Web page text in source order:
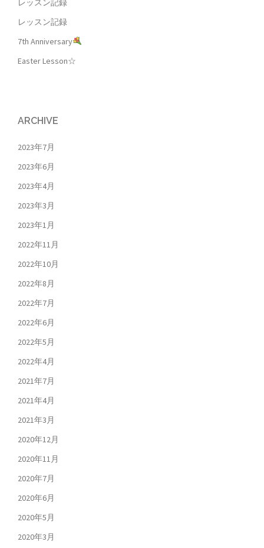
ョ
ン
レッスン記録
レッスン記録
7th Anniversary
Easter Lesson☆
ARCHIVE
2023年7月
2023年6月
2023年4月
2023年3月
2023年1月
2022年11月
2022年10月
2022年8月
2022年7月
2022年6月
2022年5月
2022年4月
2021年7月
2021年4月
2021年3月
2020年12月
2020年11月
2020年7月
2020年6月
2020年5月
2020年3月